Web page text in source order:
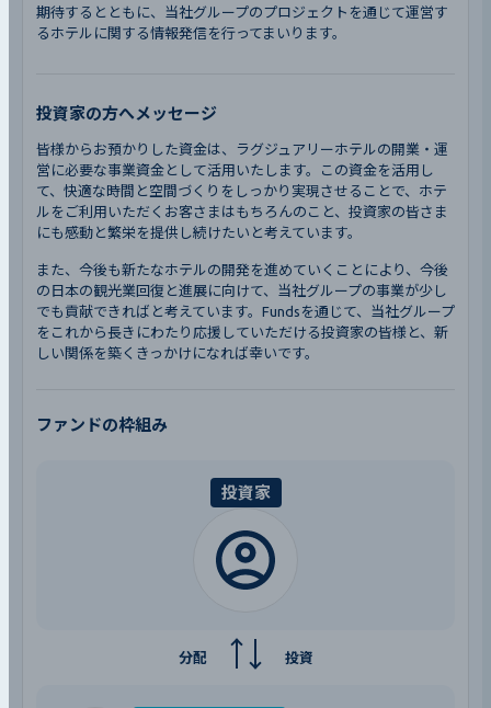
期待するとともに、当社グループのプロジェクトを通じて運営す
るホテルに関する情報発信を行ってまいります。
投資家の方へメッセージ
皆様からお預かりした資金は、ラグジュアリーホテルの開業・運
営に必要な事業資金として活用いたします。この資金を活用し
て、快適な時間と空間づくりをしっかり実現させることで、ホテ
ルをご利用いただくお客さまはもちろんのこと、投資家の皆さま
にも感動と繁栄を提供し続けたいと考えています。
また、今後も新たなホテルの開発を進めていくことにより、今後
の日本の観光業回復と進展に向けて、当社グループの事業が少し
でも貢献できればと考えています。Fundsを通じて、当社グループ
をこれから長きにわたり応援していただける投資家の皆様と、新
しい関係を築くきっかけになれば幸いです。
ファンドの枠組み
投資家
投資
分配